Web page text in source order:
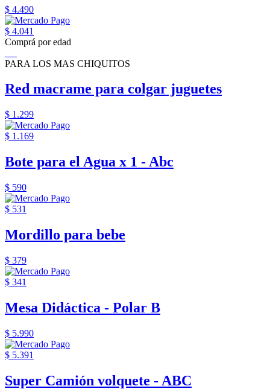
$ 4.490
$ 4.041
Comprá por edad
PARA LOS MAS CHIQUITOS
Red macrame para colgar juguetes
$ 1.299
$ 1.169
Bote para el Agua x 1 - Abc
$ 590
$ 531
Mordillo para bebe
$ 379
$ 341
Mesa Didáctica - Polar B
$ 5.990
$ 5.391
Super Camión volquete - ABC